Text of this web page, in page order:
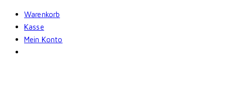
Skip
content
Warenkorb
Kasse
Mein Konto